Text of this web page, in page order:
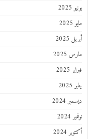
يونيو 2025
مايو 2025
أبريل 2025
مارس 2025
فبراير 2025
يناير 2025
ديسمبر 2024
نوفمبر 2024
أكتوبر 2024